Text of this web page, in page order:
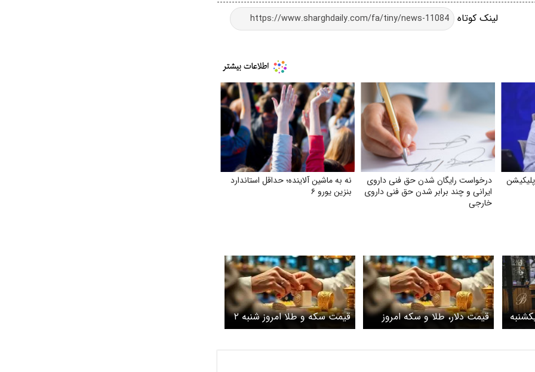
لینک کوتاه
درخواست رایگان شدن حق فنی داروی
ایرانی و چند برابر شدن حق فنی داروی
خارجی
نه به ماشین آلاینده؛ حداقل استاندارد
بنزین یورو ۶
قیمت دلار، طلا و سکه امروز
شنبه ۲ خرداد ۱۴۰۵ / سکه
قیمت سکه و طلا امروز شنبه ۲
خرداد ۱۴۰۵ / طلا 18 عیار امروز